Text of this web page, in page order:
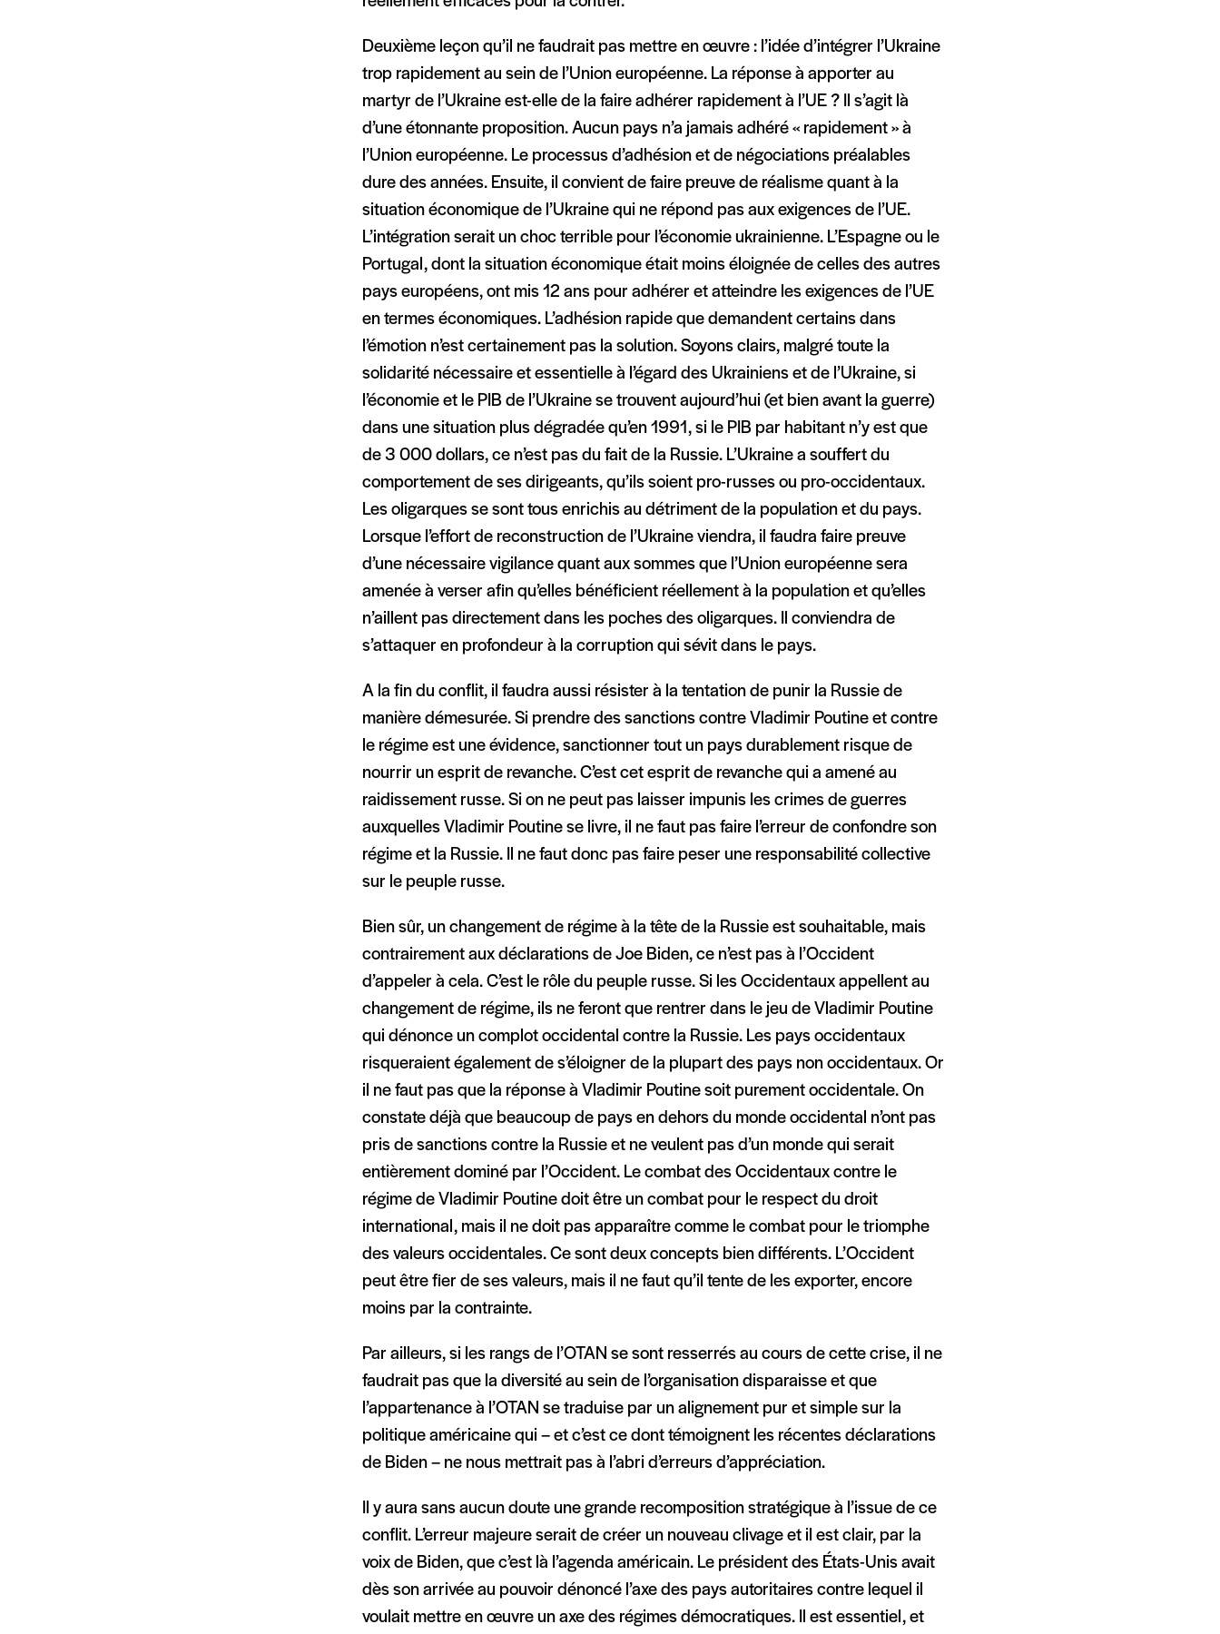
Deuxième leçon qu’il ne faudrait pas mettre en œuvre : l’idée d’intégrer l’Ukraine
trop rapidement au sein de l’Union européenne. La réponse à apporter au
martyr de l’Ukraine est-elle de la faire adhérer rapidement à l’UE ? Il s’agit là
d’une étonnante proposition. Aucun pays n’a jamais adhéré « rapidement » à
l’Union européenne. Le processus d’adhésion et de négociations préalables
dure des années. Ensuite, il convient de faire preuve de réalisme quant à la
situation économique de l’Ukraine qui ne répond pas aux exigences de l’UE.
L’intégration serait un choc terrible pour l’économie ukrainienne. L’Espagne ou le
Portugal, dont la situation économique était moins éloignée de celles des autres
pays européens, ont mis 12 ans pour adhérer et atteindre les exigences de l’UE
en termes économiques. L’adhésion rapide que demandent certains dans
l’émotion n’est certainement pas la solution. Soyons clairs, malgré toute la
solidarité nécessaire et essentielle à l’égard des Ukrainiens et de l’Ukraine, si
l’économie et le PIB de l’Ukraine se trouvent aujourd’hui (et bien avant la guerre)
dans une situation plus dégradée qu’en 1991, si le PIB par habitant n’y est que
de 3 000 dollars, ce n’est pas du fait de la Russie. L’Ukraine a souffert du
comportement de ses dirigeants, qu’ils soient pro-russes ou pro-occidentaux.
Les oligarques se sont tous enrichis au détriment de la population et du pays.
Lorsque l’effort de reconstruction de l’Ukraine viendra, il faudra faire preuve
d’une nécessaire vigilance quant aux sommes que l’Union européenne sera
amenée à verser afin qu’elles bénéficient réellement à la population et qu’elles
n’aillent pas directement dans les poches des oligarques. Il conviendra de
s’attaquer en profondeur à la corruption qui sévit dans le pays.
A la fin du conflit, il faudra aussi résister à la tentation de punir la Russie de
manière démesurée. Si prendre des sanctions contre Vladimir Poutine et contre
le régime est une évidence, sanctionner tout un pays durablement risque de
nourrir un esprit de revanche. C’est cet esprit de revanche qui a amené au
raidissement russe. Si on ne peut pas laisser impunis les crimes de guerres
auxquelles Vladimir Poutine se livre, il ne faut pas faire l’erreur de confondre son
régime et la Russie. Il ne faut donc pas faire peser une responsabilité collective
sur le peuple russe.
Bien sûr, un changement de régime à la tête de la Russie est souhaitable, mais
contrairement aux déclarations de Joe Biden, ce n’est pas à l’Occident
d’appeler à cela. C’est le rôle du peuple russe. Si les Occidentaux appellent au
changement de régime, ils ne feront que rentrer dans le jeu de Vladimir Poutine
qui dénonce un complot occidental contre la Russie. Les pays occidentaux
risqueraient également de s’éloigner de la plupart des pays non occidentaux. Or
il ne faut pas que la réponse à Vladimir Poutine soit purement occidentale. On
constate déjà que beaucoup de pays en dehors du monde occidental n’ont pas
pris de sanctions contre la Russie et ne veulent pas d’un monde qui serait
entièrement dominé par l’Occident. Le combat des Occidentaux contre le
régime de Vladimir Poutine doit être un combat pour le respect du droit
international, mais il ne doit pas apparaître comme le combat pour le triomphe
des valeurs occidentales. Ce sont deux concepts bien différents. L’Occident
peut être fier de ses valeurs, mais il ne faut qu’il tente de les exporter, encore
moins par la contrainte.
Par ailleurs, si les rangs de l’OTAN se sont resserrés au cours de cette crise, il ne
faudrait pas que la diversité au sein de l’organisation disparaisse et que
l’appartenance à l’OTAN se traduise par un alignement pur et simple sur la
politique américaine qui – et c’est ce dont témoignent les récentes déclarations
de Biden – ne nous mettrait pas à l’abri d’erreurs d’appréciation.
Il y aura sans aucun doute une grande recomposition stratégique à l’issue de ce
conflit. L’erreur majeure serait de créer un nouveau clivage et il est clair, par la
voix de Biden, que c’est là l’agenda américain. Le président des États-Unis avait
dès son arrivée au pouvoir dénoncé l’axe des pays autoritaires contre lequel il
voulait mettre en œuvre un axe des régimes démocratiques. Il est essentiel, et